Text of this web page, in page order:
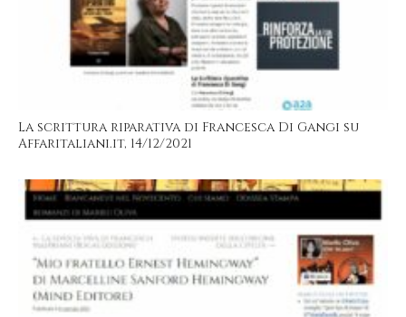
La scrittura riparativa di Francesca Di Gangi su
Affaritaliani.it, 14/12/2021